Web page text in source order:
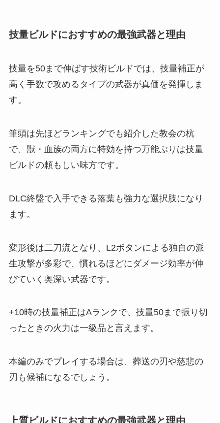
技量ビルドにおすすめの最強武器と理由
技量を50まで伸ばす技術ビルドでは、技量補正が
高く手数で攻めるタイプの武器が真価を発揮しま
す。
筆頭は先ほどランキングでも紹介した教会の杭
で、獣・血族の両方に特効を持つ万能ぶりは技量
ビルドの頼もしい味方です。
DLC終盤で入手できる落葉も強力な選択肢になり
ます。
変形後は二刀流となり、L2ボタンによる独自の派
生攻撃が多彩で、慣れるほどにダメージ効率が伸
びていく奥深い武器です。
+10時の技量補正はAランクで、技量50まで振り切
ったときの火力は一級品と言えます。
本編のみでプレイする場合は、葬送の刃や慈悲の
刃も候補になるでしょう。
上質ビルドにおすすめの最強武器と理由